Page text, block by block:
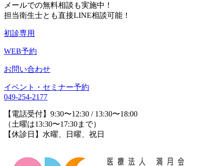
メールでの無料相談も実施中！
担当衛生士とも直接LINE相談可能！
初診専用
WEB予約
お問い合わせ
イベント・セミナー予約
049-254-2177
【電話受付】9:30〜12:30 / 13:30〜18:00
（土曜は13:30〜17:30まで）
【休診日】水曜、日曜、祝日